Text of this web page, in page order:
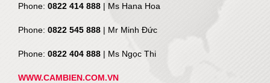
Phone: 0822 414 888 | Ms Hana Hoa
Phone: 0822 545 888 | Mr Minh Đức
Phone: 0822 404 888 | Ms Ngọc Thi
WWW.CAMBIEN.COM.VN